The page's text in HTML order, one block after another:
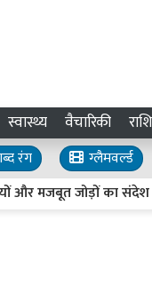
स्वास्थ्य वैचारिकी
रंग
ग्लैमवर्ल्ड
मजबूत जोड़ों का संदेश